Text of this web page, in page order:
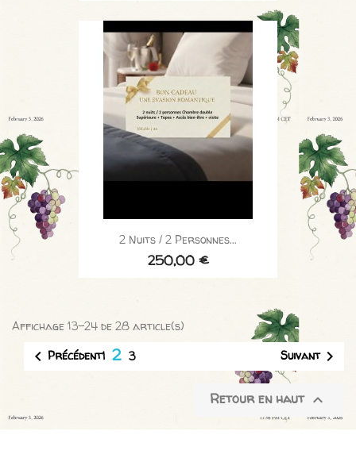
2 Nuits / 2 Personnes...
250,00 €
Affichage 13-24 de 28 article(s)
 Précédent1 2 3 Suivant
Retour en haut 